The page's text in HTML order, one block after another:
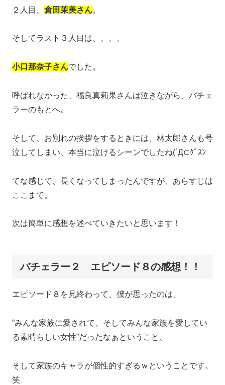
２人目、 倉田茉美さん。
そしてラスト３人目は、、、、
小口那奈子さんでした。
呼ばれなかった、福良真莉果さんは泣きながら、バチェ
ラーのもとへ。
そして、お別れの挨拶をするときには、林太郎さんも号
泣してしまい、本当に泣けるシーンでしたね(´Д⊂ｸﾞｽﾝ
てな感じで、長くなってしまったんですが、あらすじは
ここまで。
次は簡単に感想を述べていきたいと思います！
バチェラー２ エピソード８の感想！！
エピソード８を見終わって、僕が思ったのは、
”みんな家族に愛されて、そしてみんな家族を愛してい
る素晴らしい女性”だったなぁということ、
そして家族のキャラが個性的すぎるｗということです。
笑